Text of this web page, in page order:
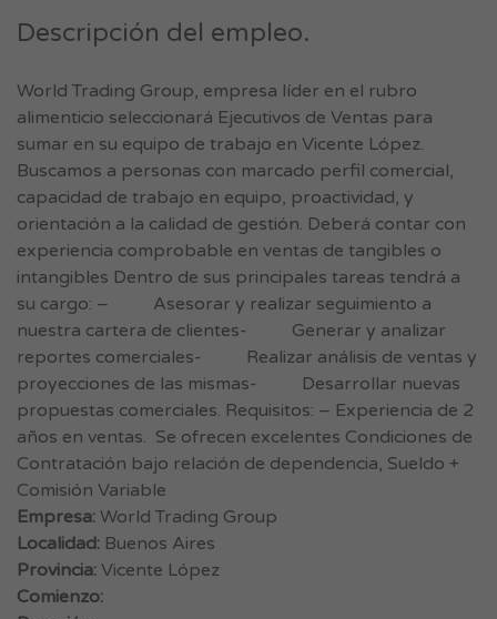
Descripción del empleo.
World Trading Group, empresa líder en el rubro
alimenticio seleccionará Ejecutivos de Ventas para
sumar en su equipo de trabajo en Vicente López.
Buscamos a personas con marcado perfil comercial,
capacidad de trabajo en equipo, proactividad, y
orientación a la calidad de gestión. Deberá contar con
experiencia comprobable en ventas de tangibles o
intangibles Dentro de sus principales tareas tendrá a
su cargo: – Asesorar y realizar seguimiento a
nuestra cartera de clientes- Generar y analizar
reportes comerciales- Realizar análisis de ventas y
proyecciones de las mismas- Desarrollar nuevas
propuestas comerciales. Requisitos: – Experiencia de 2
años en ventas. Se ofrecen excelentes Condiciones de
Contratación bajo relación de dependencia, Sueldo +
Comisión Variable
Empresa: World Trading Group
Localidad: Buenos Aires
Provincia: Vicente López
Comienzo: